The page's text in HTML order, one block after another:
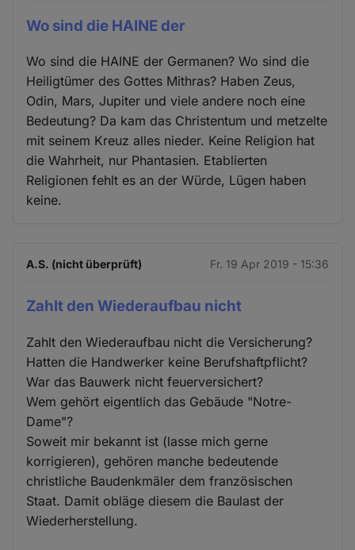
Wo sind die HAINE der
Wo sind die HAINE der Germanen? Wo sind die
Heiligtümer des Gottes Mithras? Haben Zeus,
Odin, Mars, Jupiter und viele andere noch eine
Bedeutung? Da kam das Christentum und metzelte
mit seinem Kreuz alles nieder. Keine Religion hat
die Wahrheit, nur Phantasien. Etablierten
Religionen fehlt es an der Würde, Lügen haben
keine.
A.S. (nicht überprüft) Fr. 19 Apr 2019 - 15:36
Zahlt den Wiederaufbau nicht
Zahlt den Wiederaufbau nicht die Versicherung?
Hatten die Handwerker keine Berufshaftpflicht?
War das Bauwerk nicht feuerversichert?
Wem gehört eigentlich das Gebäude "Notre-
Dame"?
Soweit mir bekannt ist (lasse mich gerne
korrigieren), gehören manche bedeutende
christliche Baudenkmäler dem französischen
Staat. Damit obläge diesem die Baulast der
Wiederherstellung.